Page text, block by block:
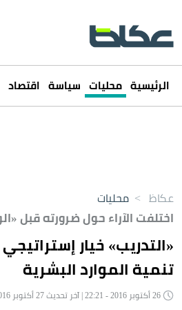
الرئيسية محليات سياسة اقتصاد
عكاظ > محليات
اختلفت الآراء حول ضرورته قبل
«التدريب» خيار
تنمية الموارد البشرية